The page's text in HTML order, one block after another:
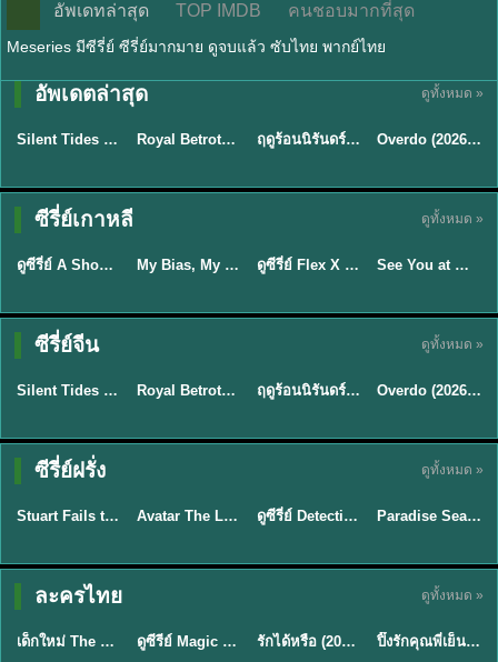
อัพเดทล่าสุด TOP IMDB คนชอบมากที่สุด
Meseries มีซีรี่ย์ ซีรี่ย์มากมาย ดูจบแล้ว ซับไทย พากย์ไทย
อัพเดตล่าสุด ดูทั้งหมด »
★9.5
พากย์ไทย
Silent Tides คลื่นลมลวง (2025) พากย์ไทย ซับไทย EP.1-31 ★9 Royal Betrothal (2026) สัญญาวิวาห์แห่งราชวงศ์ พากย์ไทย ซับไทย EP1-32 ★8.8 ฤดูร้อนนิรันดร์ (2026) Never-Ending Summer พากย์ไทย EP.1-29
ซับไทย
Overdo (2026) รักเกินแค้น พากย์ไทย ซับไทย EP1-33 (จบ)
ซีรี่ย์เกาหลี ดูทั้งหมด »
★8 EP.16
พากย์ไทย
TH EP. 16
ดูซีรี่ย์ A Shop for Killers 2 ร้านลับนักฆ่า ซีซัน 2 (2026) ซับไทย-พากย์ไทย My Bias, My Boss เมื่อเมนฉันเป็นประธานบริษัท (2026) พากย์ไทย ซับไทย EP.1-12 ★8 EP.16
Sub EP. 16 | TH
ดูซีรี่ย์ Flex X Cop คุณชายสายสืบ (2024) พากย์ไทย-ซับไทย EP.1-16 (จบ) ★9
ซับไทย | พากย์
Sub EP. 8 | TH
See You at Work Tomorrow! เจอกันที่ออฟฟิศพรุ่งนี้นะ พากย์ไทย
ซีรี่ย์จีน ดูทั้งหมด »
★9.5
พากย์ไทย
Silent Tides คลื่นลมลวง (2025) พากย์ไทย ซับไทย EP.1-31 ★9 Royal Betrothal (2026) สัญญาวิวาห์แห่งราชวงศ์ พากย์ไทย ซับไทย EP1-32 ★8.8 ฤดูร้อนนิรันดร์ (2026) Never-Ending Summer พากย์ไทย EP.1-29
ซับไทย
Overdo (2026) รักเกินแค้น พากย์ไทย ซับไทย EP1-33 (จบ)
ซีรี่ย์ฝรั่ง ดูทั้งหมด »
★8.8 EP.2
พากย์ไทย
TH EP. 2
Stuart Fails to Save the Universe (2026) สจ๊วตล่มแผนกู้จักรวาล พากย์ไทย EP1-10 ★7.8 EP.7Avatar The Last Airbender 2 เณรน้อยเจ้าอภินิหาร พากย์ไทย EP.9ดูซีรี่ย์ Detective Hole (2026) พากย์ไทย HD ฟรี อัปเดตล่าสุด Netflix EP.8
พากย์ไทย
Paradise Season 2 (2026) พากย์ไทย EP1-8 ดูซีรี่ย์ฝรั่ง HD ครบทุกตอน
ละครไทย ดูทั้งหมด »
★ 8 EP.6
พากย์ไทย
เด็กใหม่ The Reset 2026 EP1-6 พากย์ไทย ดูซีรี่ย์ Netflix ล่าสุด HD ดูซีรีย์ Magic Move (2026) ทำนายทายรัก Thai EP.1-10 HD รักได้หรือ (2026) YOUNG Let's Begin Again พากย์ไทย EP.1-19 ★8
พากย์ไทย
ปิ๊งรักคุณพี่เย็นชา (2026) Frozen Valentine EP.1-10 (จบ)